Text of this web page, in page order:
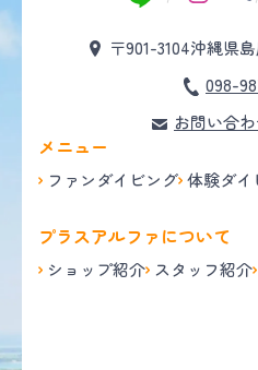
〒901-3104沖縄県
098-
お問い合
メニュー
ファンダイビング 体験ダイ
プラスアルファについて
ショップ紹介 スタッフ紹介